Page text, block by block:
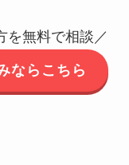
を無料で相談／
ならこちら